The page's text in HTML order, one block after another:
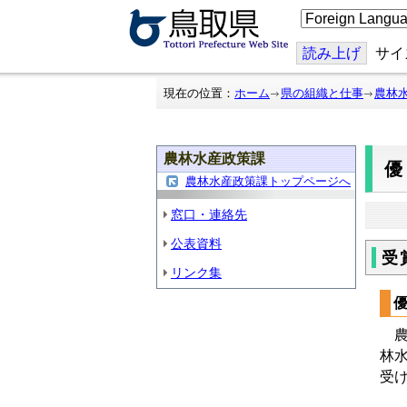
こ
の
ジ
を
翻
読み上げ サ
現在の位置： ホーム 県の組織と仕事 農林
農林水産政策課
農林水産政策課トップページへ
窓口・連絡先
公表資料
リンク集
受
農
林
受